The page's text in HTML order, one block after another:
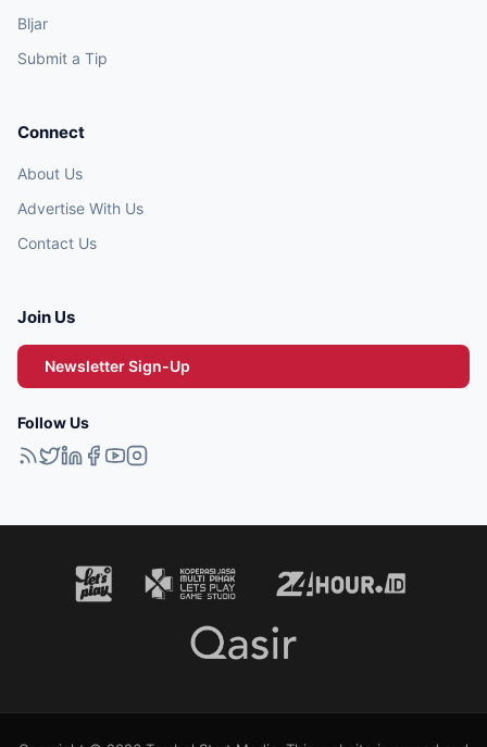
Bljar
Submit a Tip
Connect
About Us
Advertise With Us
Contact Us
Join Us
Newsletter Sign-Up
Follow Us